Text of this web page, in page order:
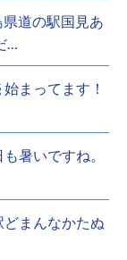
道の駅国見あ
…
まってます！
暑いですね。
まんなかたぬ